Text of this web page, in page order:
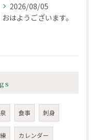
2026/08/05
おはようございます。
食事 刺身
カレンダー